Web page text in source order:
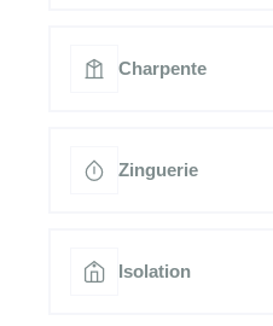
Charpente
Zinguerie
Isolation